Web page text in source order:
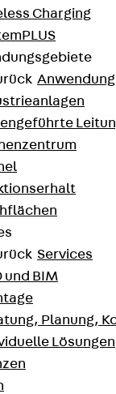
Charging
Services
und BIM
Planung,
Lösungen